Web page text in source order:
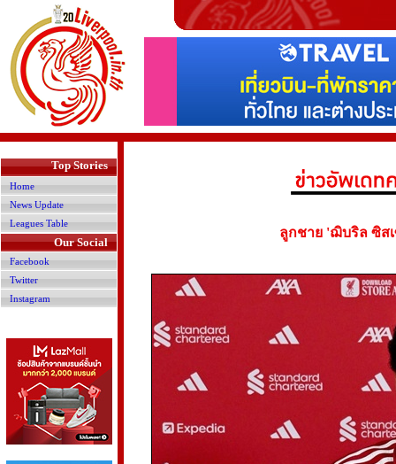
Top Stories
Home
News Update
Leagues Table
Our Social
Facebook
Twitter
Instagram
ลูกชาย 'ฌิบริล ซิส